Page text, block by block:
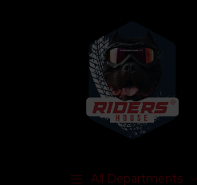
All Departments